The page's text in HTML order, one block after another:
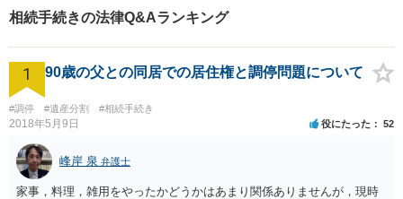
相続手続きの法律Q&Aランキング
1 90歳の父との同居での居住権と調停問題について
#調停 #遺産分割 #相続手続き
2018年5月9日 役にたった 52
峰岸 泉 弁護士
家事，料理，雑用をやったかどうかはあまり関係ありませんが，現時